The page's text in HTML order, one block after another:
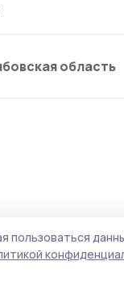
область
пользоваться